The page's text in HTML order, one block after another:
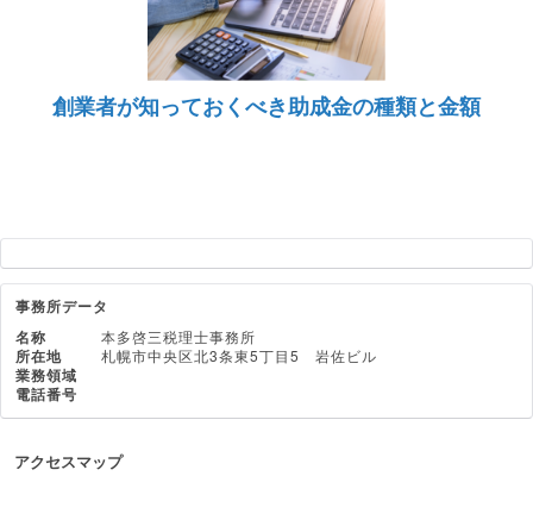
創業者が知っておくべき助成金の種類と金額
事務所データ
名称
本多啓三税理士事務所
所在地 札幌市中央区北3条東5丁目5 岩佐ビル
業務領域
電話番号
アクセスマップ